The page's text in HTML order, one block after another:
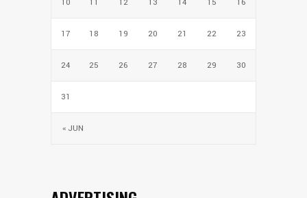
« JUN
17 18 19 20 21 22 23
24 25 26 27 28 29 30
31